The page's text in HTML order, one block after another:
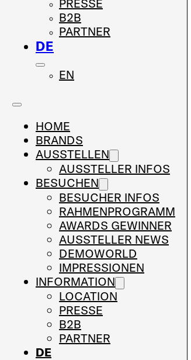
PRESSE
B2B
PARTNER
DE
EN
HOME
BRANDS
AUSSTELLEN
AUSSTELLER INFOS
BESUCHEN
BESUCHER INFOS
RAHMENPROGRAMM
AWARDS GEWINNER
AUSSTELLER NEWS
DEMOWORLD
IMPRESSIONEN
INFORMATION
LOCATION
PRESSE
B2B
PARTNER
DE